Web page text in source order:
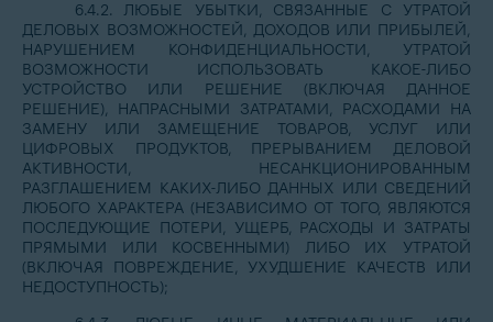
6.4.2. ЛЮБЫЕ УБЫТКИ, СВЯЗАННЫЕ С УТРАТОЙ
ДЕЛОВЫХ ВОЗМОЖНОСТЕЙ, ДОХОДОВ ИЛИ ПРИБЫЛЕЙ,
НАРУШЕНИЕМ КОНФИДЕНЦИАЛЬНОСТИ, УТРАТОЙ
ВОЗМОЖНОСТИ ИСПОЛЬЗОВАТЬ КАКОЕ-ЛИБО
УСТРОЙСТВО ИЛИ РЕШЕНИЕ (ВКЛЮЧАЯ ДАННОЕ
РЕШЕНИЕ), НАПРАСНЫМИ ЗАТРАТАМИ, РАСХОДАМИ НА
ЗАМЕНУ ИЛИ ЗАМЕЩЕНИЕ ТОВАРОВ, УСЛУГ ИЛИ
ЦИФРОВЫХ ПРОДУКТОВ, ПРЕРЫВАНИЕМ ДЕЛОВОЙ
АКТИВНОСТИ, НЕСАНКЦИОНИРОВАННЫМ
РАЗГЛАШЕНИЕМ КАКИХ-ЛИБО ДАННЫХ ИЛИ СВЕДЕНИЙ
ЛЮБОГО ХАРАКТЕРА (НЕЗАВИСИМО ОТ ТОГО, ЯВЛЯЮТСЯ
ПОСЛЕДУЮЩИЕ ПОТЕРИ, УЩЕРБ, РАСХОДЫ И ЗАТРАТЫ
ПРЯМЫМИ ИЛИ КОСВЕННЫМИ) ЛИБО ИХ УТРАТОЙ
(ВКЛЮЧАЯ ПОВРЕЖДЕНИЕ, УХУДШЕНИЕ КАЧЕСТВ ИЛИ
НЕДОСТУПНОСТЬ);